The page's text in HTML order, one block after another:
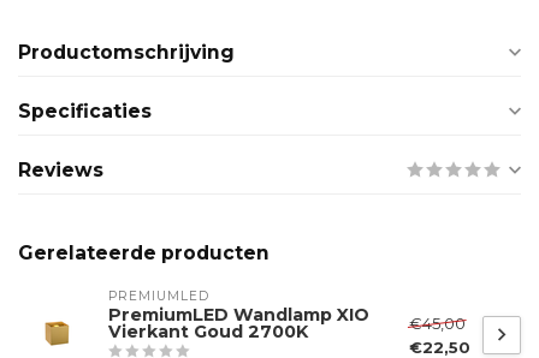
Productomschrijving
Specificaties
Reviews
Gerelateerde producten
PREMIUMLED
PremiumLED Wandlamp XIO
Vierkant Goud 2700K
€45,00
€22,50